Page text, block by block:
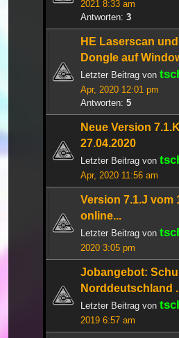
2021 8:33 am
Antworten: 3
HE Laserscan
Dongle auf
Letzter Beitrag von
Apr, 2020 12:01 pm
Antworten: 5
Neue Version
27.04.2020
Letzter Beitrag von
Apr, 2020 11:56 am
Version 7.1.J vom
online...
Letzter Beitrag von
2020 3:05 pm
Jobangebot:
Norddeutschland
Letzter Beitrag von
2019 6:57 am